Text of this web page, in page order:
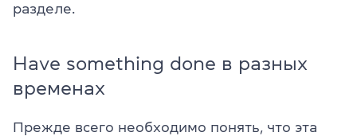
разделе.
Have something done в разных
временах
Прежде всего необходимо понять, что эта